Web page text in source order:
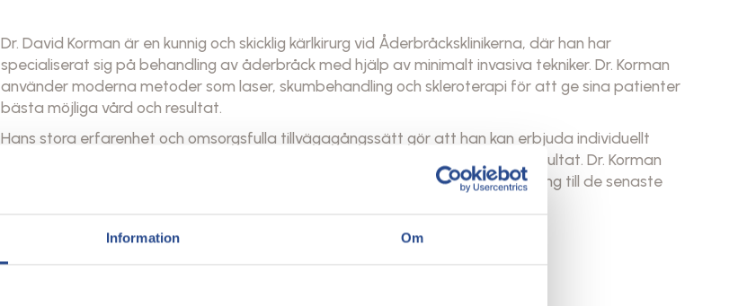
Information Om
Dr. David Korman är en kunnig och skicklig kärlkirurg vid Åderbråcksklinikerna, där han har
specialiserat sig på behandling av åderbråck med hjälp av minimalt invasiva tekniker. Dr. Korman
använder moderna metoder som laser, skumbehandling och skleroterapi för att ge sina patienter
bästa möjliga vård och resultat.
Hans stora erfarenhet och omsorgsfulla tillvägagångssätt gör att han kan erbjuda individuellt
anpassade behandlingar som leder till snabb återhämtning och långvariga resultat. Dr. Korman
strävar efter att förbättra sina patienters livskvalitet genom att ge dem tillgång till de senaste